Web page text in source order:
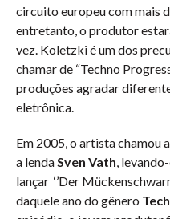
circuito europeu com mais
entretanto, o produtor
vez. Koletzki é um dos
chamar de “Techno
produções agradar
eletrônica.
Em 2005, o artista chamou
a lendaSven Vath,
lançar ‘’Der
daquele ano do gênero